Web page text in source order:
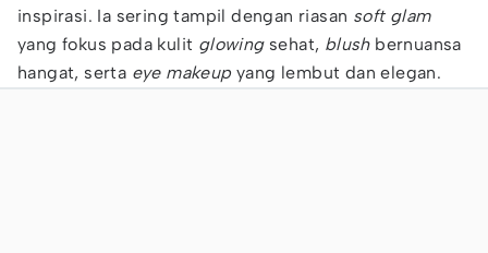
inspirasi. Ia sering tampil dengan riasan soft glam
yang fokus pada kulit glowingsehat, blushbernuansa
hangat, serta eye makeup yang lembut dan elegan.